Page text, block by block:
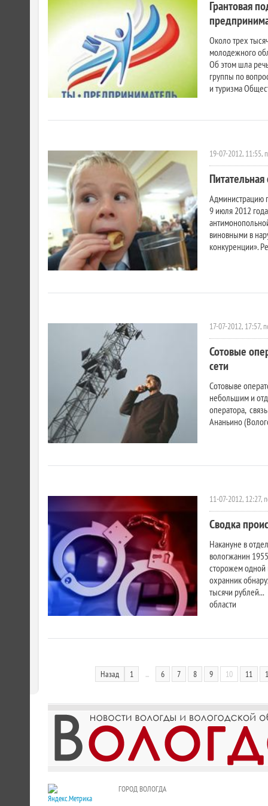
Грантовая
Около трех
молодежного
Об этом шла
группы по
и туризма
19-07-2012, 11:55,
Администрацию
9 июля 2012
виновными в
конкуренции».
17-07-2012, 17:57,
Сотовые
сети
Сотовыве
небольшим и
оператора,
Ананьино
11-07-2012, 12:27,
Сводка
Накануне в
вологжанин
сторожем одной
охранник
тысячи
области
Назад 1 ... 6 7 8 9 10 11
ГОРОД ВОЛОГДА